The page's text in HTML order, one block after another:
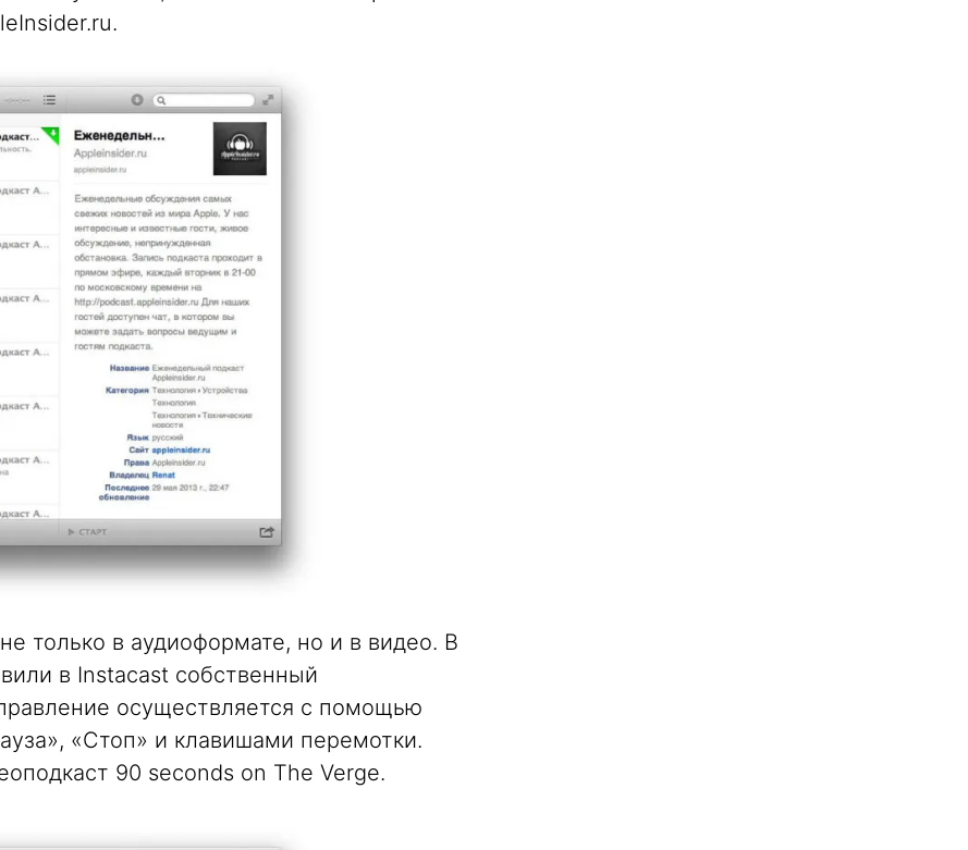
только в аудиоформате, но и в видео. В
в Instacast собственный
осуществляется с помощью
«Стоп» и клавишами перемотки.
90 seconds on The Verge.